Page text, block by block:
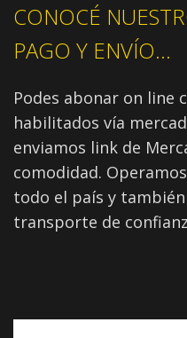
CONOCÉ
PAGO Y ENVÍO...
Podes abonar on line
habilitados vía
enviamos link de
comodidad.
todo el país y
transporte de